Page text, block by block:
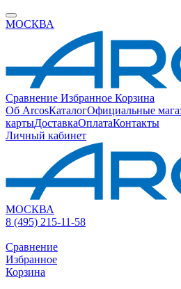
МОСКВА
Сравнение Избранное Корзина
Об ArcosКаталогОфициальные
картыДоставкаОплатаКонтакты
Личный кабинет
МОСКВА
8 (495) 215-11-58
Сравнение
Избранное
Корзина